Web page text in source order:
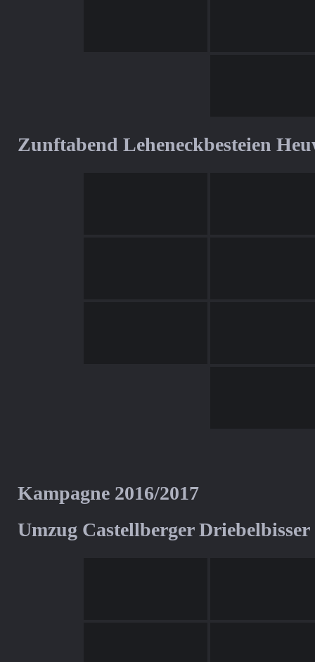
Zunftabend Leheneckbesteien
Kampagne 2016/2017
Umzug Castellberger